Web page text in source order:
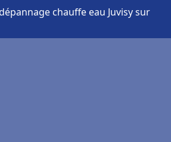
chauffe eau Juvisy sur